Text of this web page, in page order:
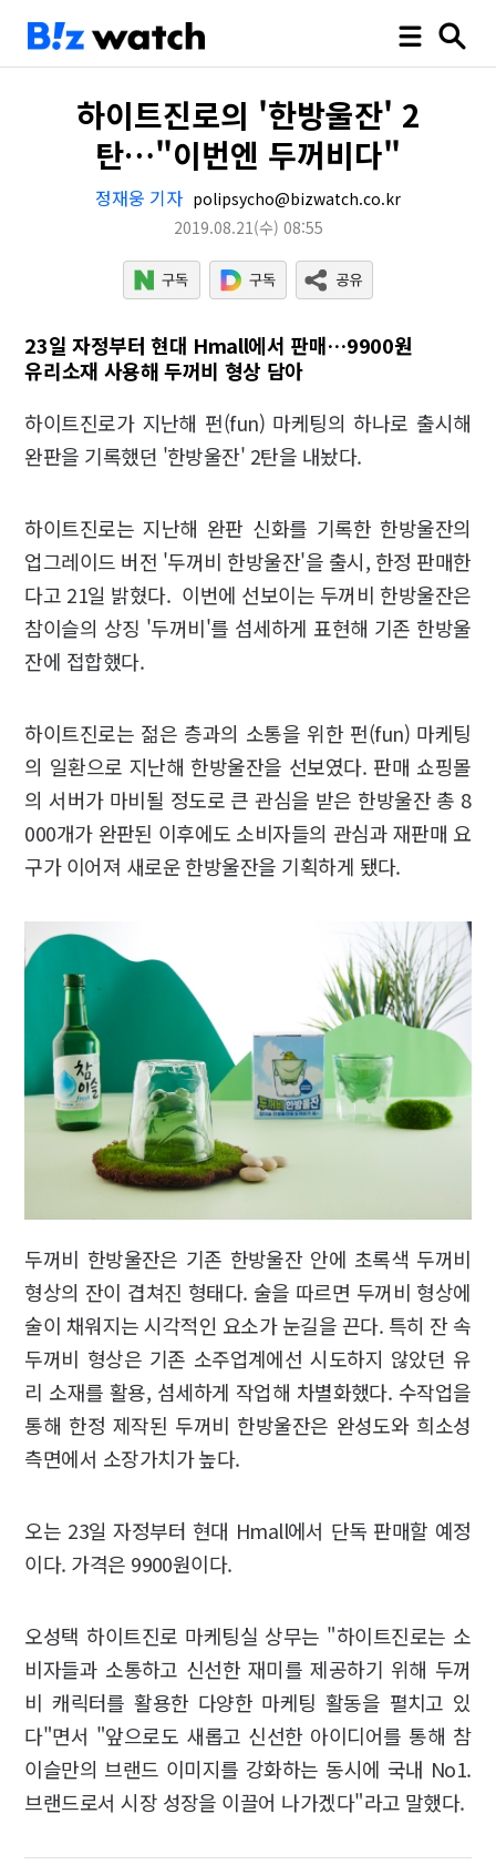
하이트진로의 '한방울잔' 2
탄…"이번엔 두꺼비다"
정재웅 기자 polipsycho@bizwatch.co.kr
2019.08.21(수) 08:55
23일 자정부터 현대 Hmall에서 판매…9900원
유리소재 사용해 두꺼비 형상 담아
하이트진로가 지난해 펀(fun) 마케팅의 하나로 출시해
완판을 기록했던 '한방울잔' 2탄을 내놨다.
하이트진로는 지난해 완판 신화를 기록한 한방울잔의
업그레이드 버전 '두꺼비 한방울잔'을 출시, 한정 판매한
다고 21일 밝혔다. 이번에 선보이는 두꺼비 한방울잔은
참이슬의 상징 '두꺼비'를 섬세하게 표현해 기존 한방울
잔에 접합했다.
하이트진로는 젊은 층과의 소통을 위한 펀(fun) 마케팅
의 일환으로 지난해 한방울잔을 선보였다. 판매 쇼핑몰
의 서버가 마비될 정도로 큰 관심을 받은 한방울잔 총 8
000개가 완판된 이후에도 소비자들의 관심과 재판매 요
구가 이어져 새로운 한방울잔을 기획하게 됐다.
두꺼비 한방울잔은 기존 한방울잔 안에 초록색 두꺼비
형상의 잔이 겹쳐진 형태다. 술을 따르면 두꺼비 형상에
술이 채워지는 시각적인 요소가 눈길을 끈다. 특히 잔 속
두꺼비 형상은 기존 소주업계에선 시도하지 않았던 유
리 소재를 활용, 섬세하게 작업해 차별화했다. 수작업을
통해 한정 제작된 두꺼비 한방울잔은 완성도와 희소성
측면에서 소장가치가 높다.
오는 23일 자정부터 현대 Hmall에서 단독 판매할 예정
이다. 가격은 9900원이다.
오성택 하이트진로 마케팅실 상무는 "하이트진로는 소
비자들과 소통하고 신선한 재미를 제공하기 위해 두꺼
비 캐릭터를 활용한 다양한 마케팅 활동을 펼치고 있
다"면서 "앞으로도 새롭고 신선한 아이디어를 통해 참
이슬만의 브랜드 이미지를 강화하는 동시에 국내 No1.
브랜드로서 시장 성장을 이끌어 나가겠다"라고 말했다.